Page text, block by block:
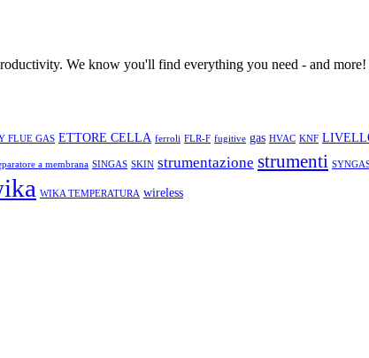
We know you'll find everything you need - and
FLUE GAS ETTORE CELLA ferroli FLR-F fugitive gas HVAC KNF
a membrana SINGAS SKIN strumentazione strumenti
WIKA TEMPERATURA wireless